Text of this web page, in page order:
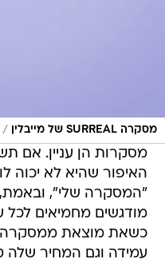
מסקרה SURREAL של מייבלין /
מסקרות הן עניין. אם
האיפור שהיא לא יכוה
"המסקרה שלי", ובאמת,
מודגשים מחמיאים לכל
כשאת מוצאת ממסקרה
עמידה וגם המחיר